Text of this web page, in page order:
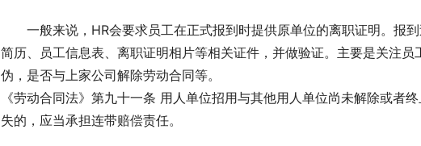
一般来说，HR会要求员工在正式报到时提供原单位的离职证明。报
简历、员工信息表、离职证明相片等相关证件，并做验证。主要是关注
伪，是否与上家公司解除劳动合同等。
《劳动合同法》第九十一条 用人单位招用与其他用人单位尚未解除或者
失的，应当承担连带赔偿责任。